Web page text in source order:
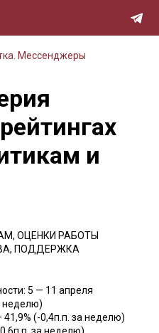
Мессенджеры
и
ОЦЕНКИ РАБОТЫ
ПОДДЕРЖКА
5 — 11 апреля
неделю)
(-0,4п.п. за неделю)